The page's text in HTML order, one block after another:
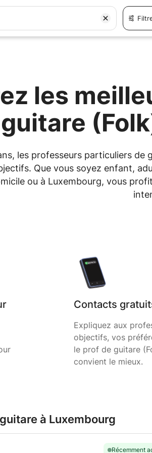
les
les professeurs particuliers
Que vous soyez enfant,
ou à Luxembourg, vous
Contacts
Expliquez aux
objectifs, vos
le prof de guitare
convient le mieux.
à Luxembourg
Récemment